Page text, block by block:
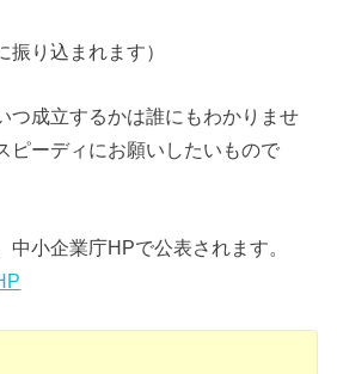
振り込まれます）
つ成立するかは誰にもわかりませ
ピーディにお願いしたいもので
中小企業庁HPで公表されます。